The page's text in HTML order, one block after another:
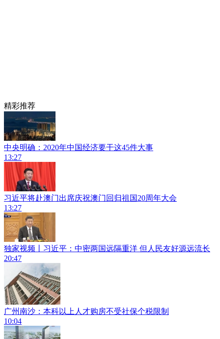
精彩推荐
中央明确：2020年中国经济要干这45件大事
13:27
习近平将赴澳门出席庆祝澳门回归祖国20周年大会
13:27
独家视频丨习近平：中密两国远隔重洋 但人民友好源远流长
20:47
广州南沙：本科以上人才购房不受社保个税限制
10:04